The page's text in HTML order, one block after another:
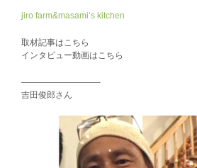
jiro farm&masami’s kitchen
取材記事はこちら
インタビュー動画はこちら
—————————-
吉田俊郎さん